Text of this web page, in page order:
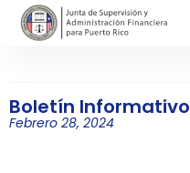
Boletín
Febrero 28, 2024